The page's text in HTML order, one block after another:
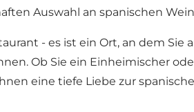
Auswahl an spanischen
- es ist ein Ort, an dem
Ob Sie ein Einheimischer
eine tiefe Liebe zur